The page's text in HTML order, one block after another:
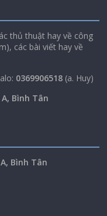
thủ thuật hay về công
các bài viết hay về
0369906518 (a. Huy)
Bình Tân
Bình Tân